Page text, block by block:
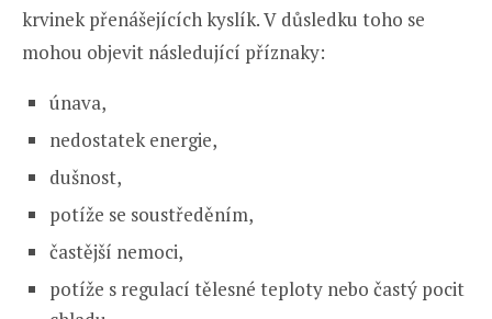
krvinek přenášejících kyslík. V důsledku toho se
mohou objevit následující příznaky:
únava,
nedostatek energie,
dušnost,
potíže se soustředěním,
častější nemoci,
potíže s regulací tělesné teploty nebo častý pocit